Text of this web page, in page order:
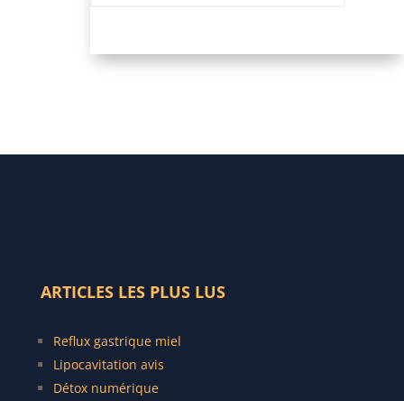
ARTICLES LES PLUS LUS
Reflux gastrique miel
Lipocavitation avis
Détox numérique